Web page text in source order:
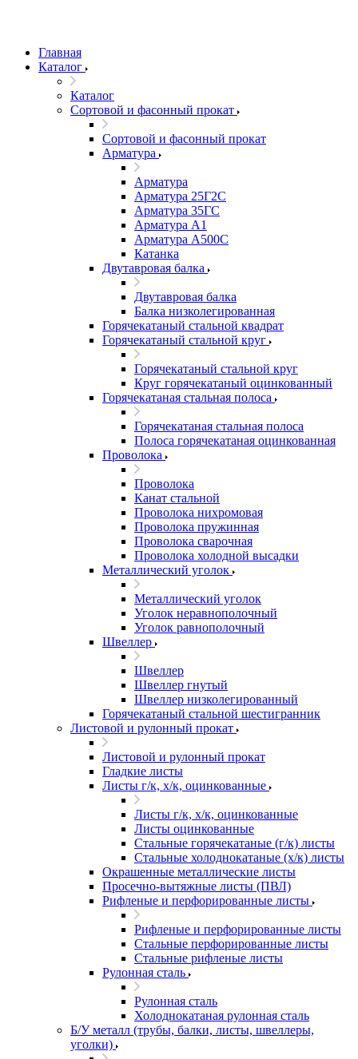
Главная
Каталог
Каталог
Сортовой и фасонный прокат
Сортовой и фасонный прокат
Арматура
Арматура
Арматура 25Г2С
Арматура 35ГС
Арматура А1
Арматура А500С
Катанка
Двутавровая балка
Двутавровая балка
Балка низколегированная
Горячекатаный стальной квадрат
Горячекатаный стальной круг
Горячекатаный стальной круг
Круг горячекатаный оцинкованный
Горячекатаная стальная полоса
Горячекатаная стальная полоса
Полоса горячекатаная оцинкованная
Проволока
Проволока
Канат стальной
Проволока нихромовая
Проволока пружинная
Проволока сварочная
Проволока холодной высадки
Металлический уголок
Металлический уголок
Уголок неравнополочный
Уголок равнополочный
Швеллер
Швеллер
Швеллер гнутый
Швеллер низколегированный
Горячекатаный стальной шестигранник
Листовой и рулонный прокат
Листовой и рулонный прокат
Гладкие листы
Листы г/к, х/к, оцинкованные
Листы г/к, х/к, оцинкованные
Листы оцинкованные
Стальные горячекатаные (г/к) листы
Стальные холоднокатаные (х/к) листы
Окрашенные металлические листы
Просечно-вытяжные листы (ПВЛ)
Рифленые и перфорированные листы
Рифленые и перфорированные листы
Стальные перфорированные листы
Стальные рифленые листы
Рулонная сталь
Рулонная сталь
Холоднокатаная рулонная сталь
Б/У металл (трубы, балки, листы, швеллеры,
уголки)